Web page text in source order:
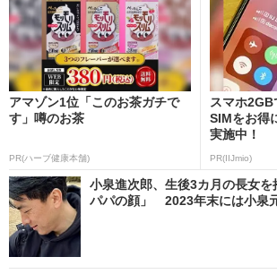
アマゾン1位「このお茶ガチで
す」噂のお茶
PR(ハーブ健康本舗)
スマホ
SIMをお得
実施中！
PR(IIJmio)
小泉進次郎、生後3カ月の長女を
パパの顔」 2023年末には小泉